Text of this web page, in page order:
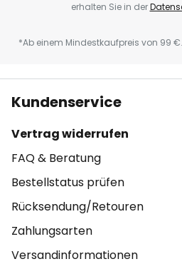
erhalten Sie in der
*Ab einem Mindestkaufpreis von 99
Kundenservice
Vertrag widerrufen
FAQ & Beratung
Bestellstatus prüfen
Rücksendung/Retouren
Zahlungsarten
Versandinformationen